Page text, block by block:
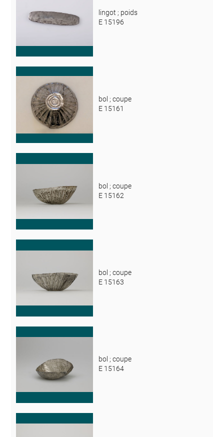
lingot ; poids
E 15196
bol ; coupe
E 15161
bol ; coupe
E 15162
bol ; coupe
E 15163
bol ; coupe
E 15164